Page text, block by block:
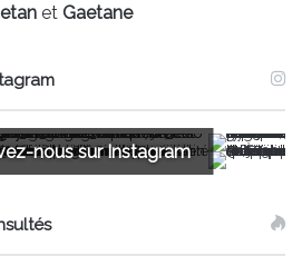
etGaetane
nous sur Instagram